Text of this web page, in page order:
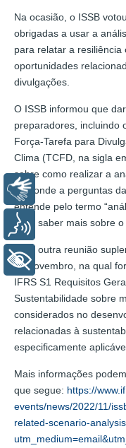
Na ocasião, o ISSB
obrigadas a usar a
para relatar a resiliência
oportunidades
divulgações.
O ISSB informou que
preparadores, incluindo
Força-Tarefa para
Clima (TCFD, na sigla
sobre como realizar a
responde a perguntas
entende pelo termo
Para saber mais sobre
Uma outra reunião
de novembro, na qual
IFRS S1 Requisitos
Sustentabilidade sobre
considerados no
relacionadas à
especificamente
Mais informações
que segue: https://
events/news/2022/11/
related-scenario-
Libras
Voz
+ Acessibilidade